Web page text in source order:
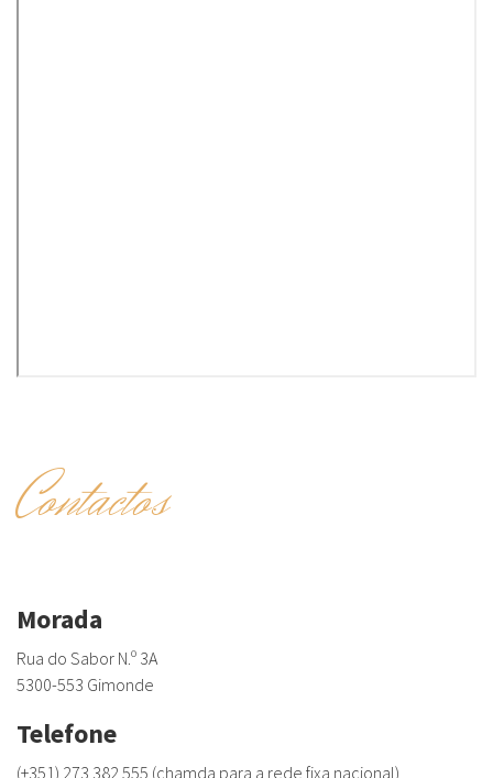
Contactos
Morada
Rua do Sabor N.º 3A
5300-553 Gimonde
Telefone
(+351) 273 382 555 (chamda para a rede fixa nacional)